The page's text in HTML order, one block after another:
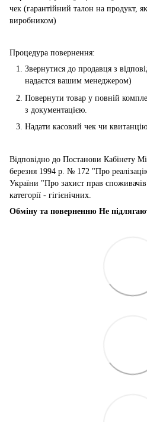
чек (гарантійний талон на продукт,
виробником)
Процедура повернення:
Звернутися до продавця з
надаєтся вашим менеджером)
Повернути товар у повній
з документацією.
Надати касовий чек чи квитанцію.
Відповідно до Постанови Кабінету
березня 1994 р. № 172 "Про
України "Про захист прав
категорії - гігієнічних.
Обміну та поверненню Не